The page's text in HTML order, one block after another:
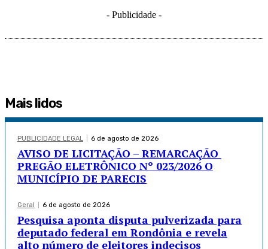
- Publicidade -
Mais lidos
PUBLICIDADE LEGAL 6 de agosto de 2026
AVISO DE LICITAÇÃO – REMARCAÇÃO
PREGÃO ELETRÔNICO Nº 023/2026 O
MUNICÍPIO DE PARECIS
Geral 6 de agosto de 2026
Pesquisa aponta disputa pulverizada para
deputado federal em Rondônia e revela
alto número de eleitores indecisos